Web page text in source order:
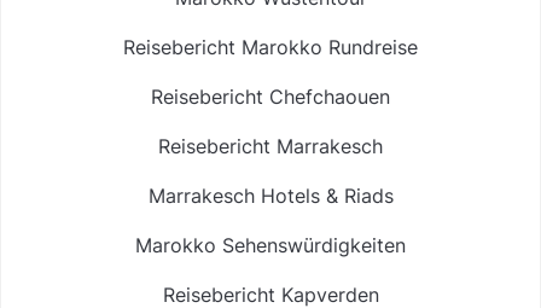
Reisebericht Marokko Rundreise
Reisebericht Chefchaouen
Reisebericht Marrakesch
Marrakesch Hotels & Riads
Marokko Sehenswürdigkeiten
Reisebericht Kapverden